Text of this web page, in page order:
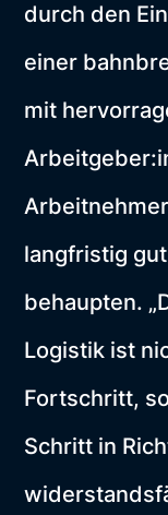
durch den
einer
mit
langfristig
behaupten.
Logistik ist
Fortschritt,
Schritt in